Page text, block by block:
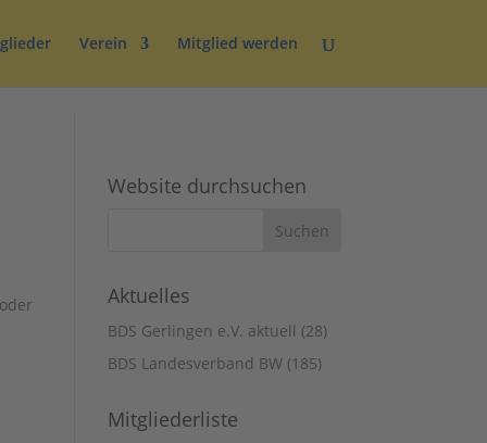
Verein Mitglied werden
Website durchsuchen
Aktuelles
BDS Gerlingen e.V. aktuell (28)
BDS Landesverband BW(185)
Mitgliederliste